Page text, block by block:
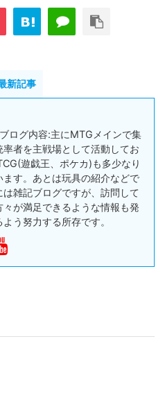
新記事
ログ内容:主にMTGメインで集
率者を主戦場として活動してお
遊戯王、ポケカ)も多少なり
ます。あとは玩具の紹介などで
は雑記ブログですが、訪問して
々が満足できるような情報も発
う努力する所存です。